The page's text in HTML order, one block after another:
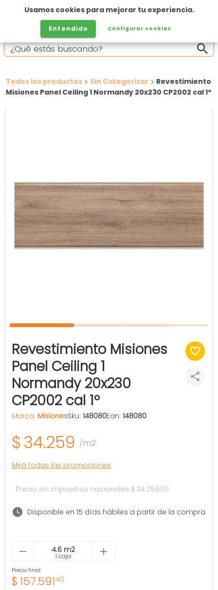
Todos los productos Sin Categorizar
Revestimiento
Misiones Panel Ceiling 1 Normandy 20x230 CP2002 cal 1º
Revestimiento Misiones
Panel Ceiling 1
Normandy 20x230
CP2002 cal 1º
Marca: MisionesSku: 148080Ean: 148080
$34.259 /m2
Mirá todas las promociones
Precio sin impuestos nacionales $ 34.259,00
Disponible en 15 días hábiles a partir de la compra
1 caja
Precio final:
$157.59140
Usamos cookies para mejorar tu experiencia.
Entendido Configurar cookies